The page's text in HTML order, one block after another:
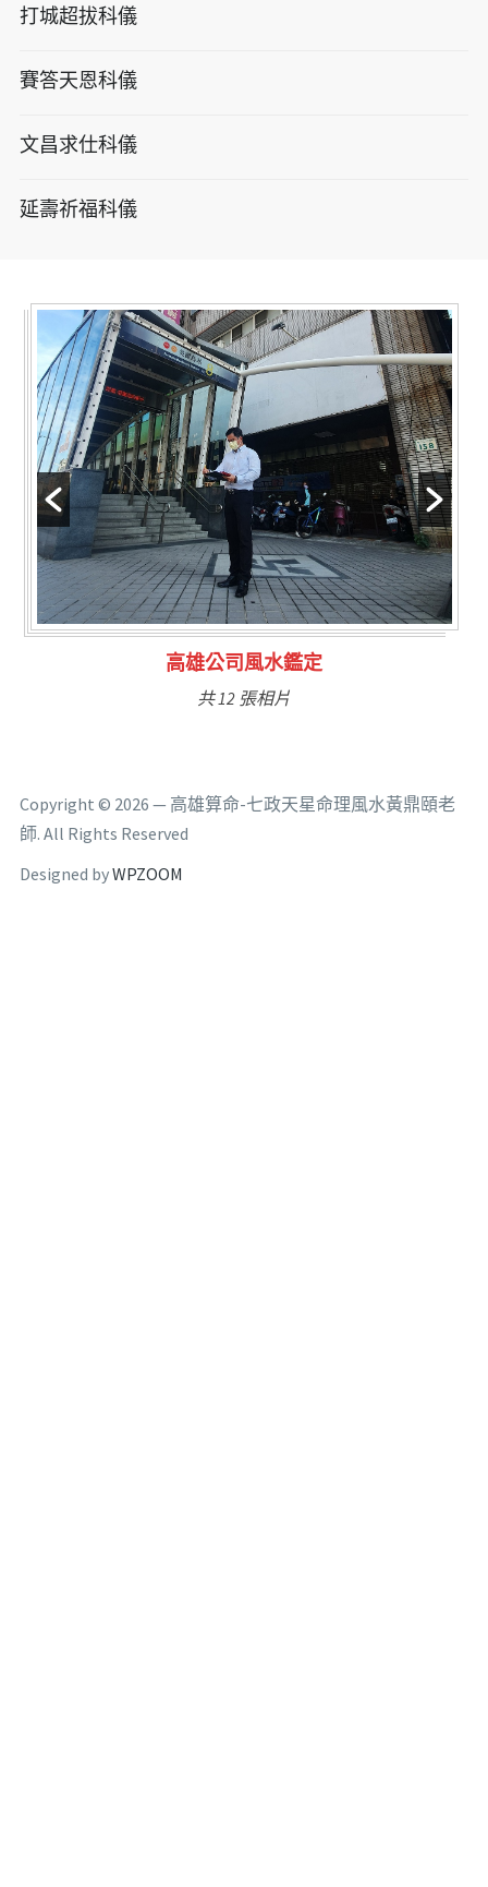
打城超拔科儀
賽答天恩科儀
文昌求仕科儀
延壽祈福科儀
高雄公司風水鑑定
共 12 張相片
Copyright © 2026 — 高雄算命-七政天星命理風水黃鼎頤老
師. All Rights Reserved
Designed byWPZOOM